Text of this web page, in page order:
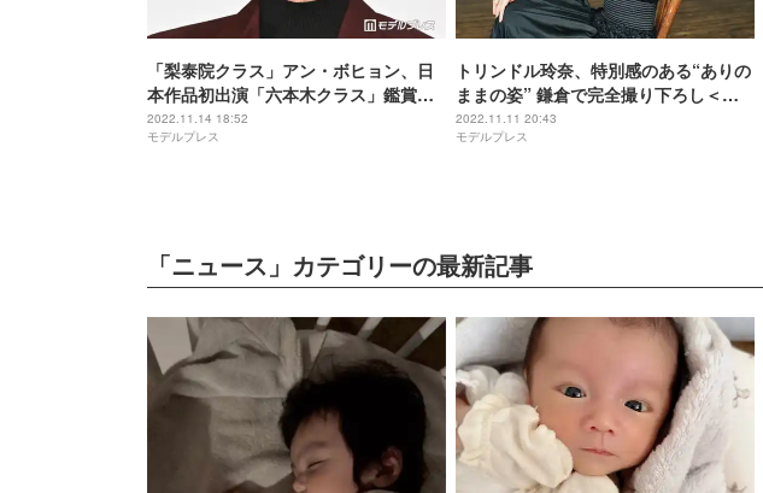
「梨泰院クラス」アン・ボヒョン、日
本作品初出演「六本木クラス」鑑賞＆
現地で記念撮影
2022.11.14 18:52
モデルプレス
トリンドル玲奈、特別感のある“ありの
ままの姿” 鎌倉で完全撮り下ろし＜本
人コメント＞
2022.11.11 20:43
モデルプレス
「ニュース」カテゴリーの最新記事